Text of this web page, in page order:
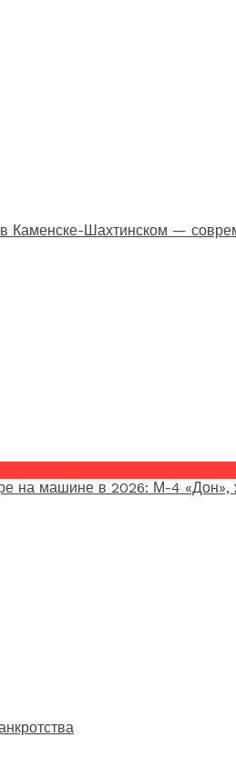
Каменске-Шахтинском —
на машине в 2026: М-4 «Дон»,